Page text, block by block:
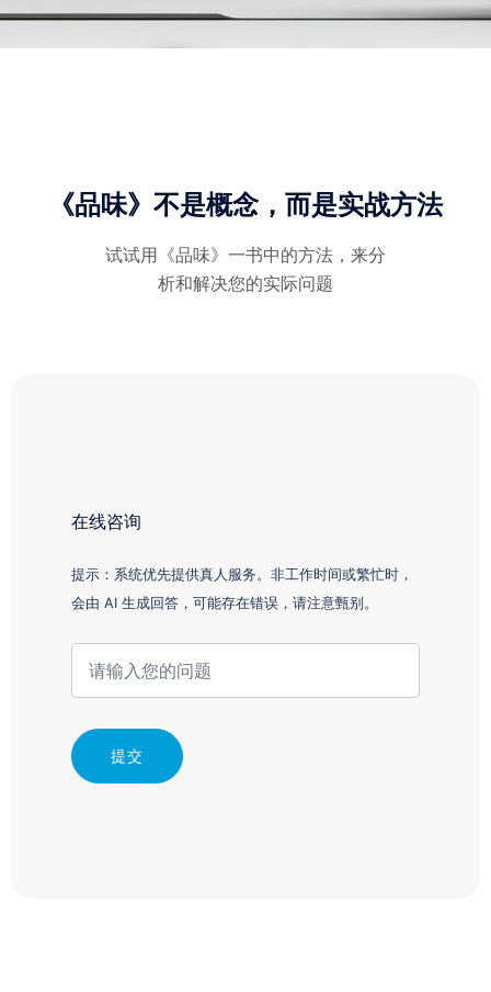
《品味》不是概念，而是实战方法
试试用《品味》一书中的方法，来分
析和解决您的实际问题
在线咨询
提示：系统优先提供真人服务。非工作时间或繁忙时，
会由 AI 生成回答，可能存在错误，请注意甄别。
提交